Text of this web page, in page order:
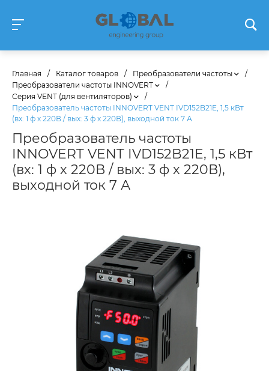
Главная / Каталог товаров / Преобразователи частоты
/
Преобразователи частоты INNOVERT
/
Серия VENT (для вентиляторов)
/
Преобразователь частоты INNOVERT VENT IVD152B21E, 1,5 кВт
(вх: 1 ф х 220В / вых: 3 ф х 220В), выходной ток 7 А
Преобразователь частоты
INNOVERT VENT IVD152B21E, 1,5 кВт
(вх: 1 ф х 220В / вых: 3 ф х 220В),
выходной ток 7 А